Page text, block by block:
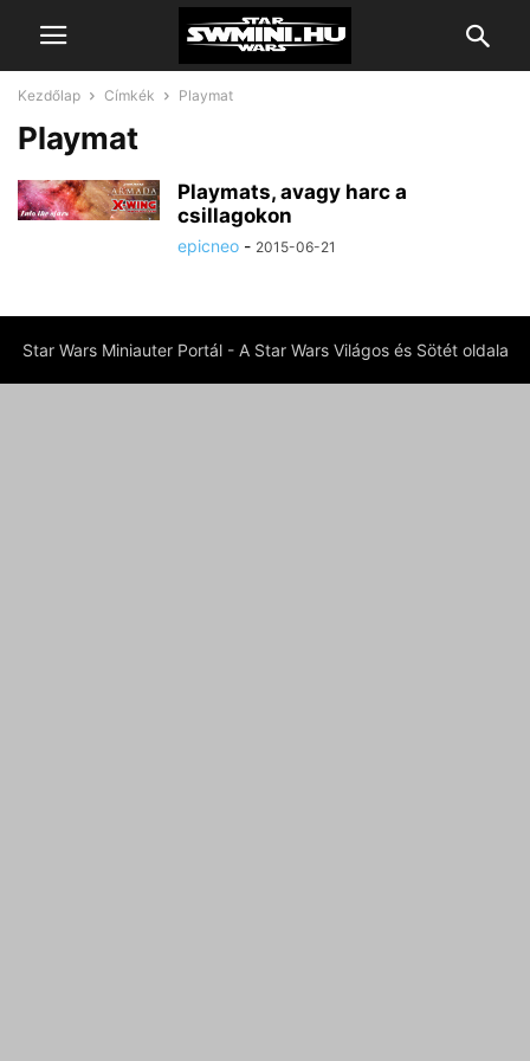
Kezdőlap Címkék Playmat
Playmat
Playmats, avagy harc a
csillagokon
epicneo - 2015-06-21
Star Wars Miniauter Portál - A Star Wars Világos és Sötét oldala